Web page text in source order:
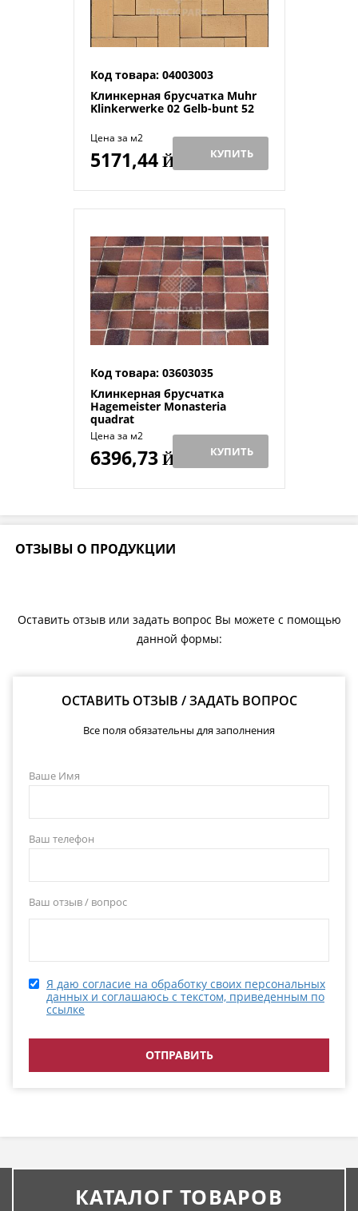
Код товара: 04003003
Клинкерная брусчатка Muhr
Klinkerwerke 02 Gelb-bunt 52
Цена за м2
5171,44Й КУПИТЬ
Код товара: 03603035
Клинкерная брусчатка
Hagemeister Monasteria
quadrat
Цена за м2
6396,73Й КУПИТЬ
ОТЗЫВЫ О ПРОДУКЦИИ
Оставить отзыв или задать вопрос Вы можете с помощью
данной формы:
ОСТАВИТЬ ОТЗЫВ / ЗАДАТЬ ВОПРОС
Все поля обязательны для заполнения
Ваше Имя
Ваш телефон
Ваш отзыв / вопрос
Я даю согласие на обработку своих персональных
данных и соглашаюсь с текстом, приведенным по
ссылке
КАТАЛОГ ТОВАРОВ